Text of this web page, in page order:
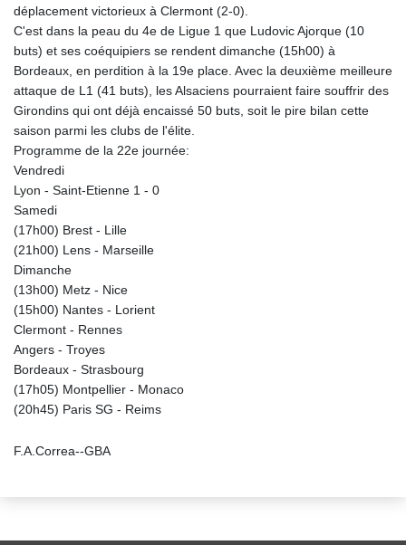
déplacement victorieux à Clermont (2-0).
C'est dans la peau du 4e de Ligue 1 que Ludovic Ajorque (10
buts) et ses coéquipiers se rendent dimanche (15h00) à
Bordeaux, en perdition à la 19e place. Avec la deuxième meilleure
attaque de L1 (41 buts), les Alsaciens pourraient faire souffrir des
Girondins qui ont déjà encaissé 50 buts, soit le pire bilan cette
saison parmi les clubs de l'élite.
Programme de la 22e journée:
Vendredi
Lyon - Saint-Etienne 1 - 0
Samedi
(17h00) Brest - Lille
(21h00) Lens - Marseille
Dimanche
(13h00) Metz - Nice
(15h00) Nantes - Lorient
Clermont - Rennes
Angers - Troyes
Bordeaux - Strasbourg
(17h05) Montpellier - Monaco
(20h45) Paris SG - Reims
F.A.Correa--GBA